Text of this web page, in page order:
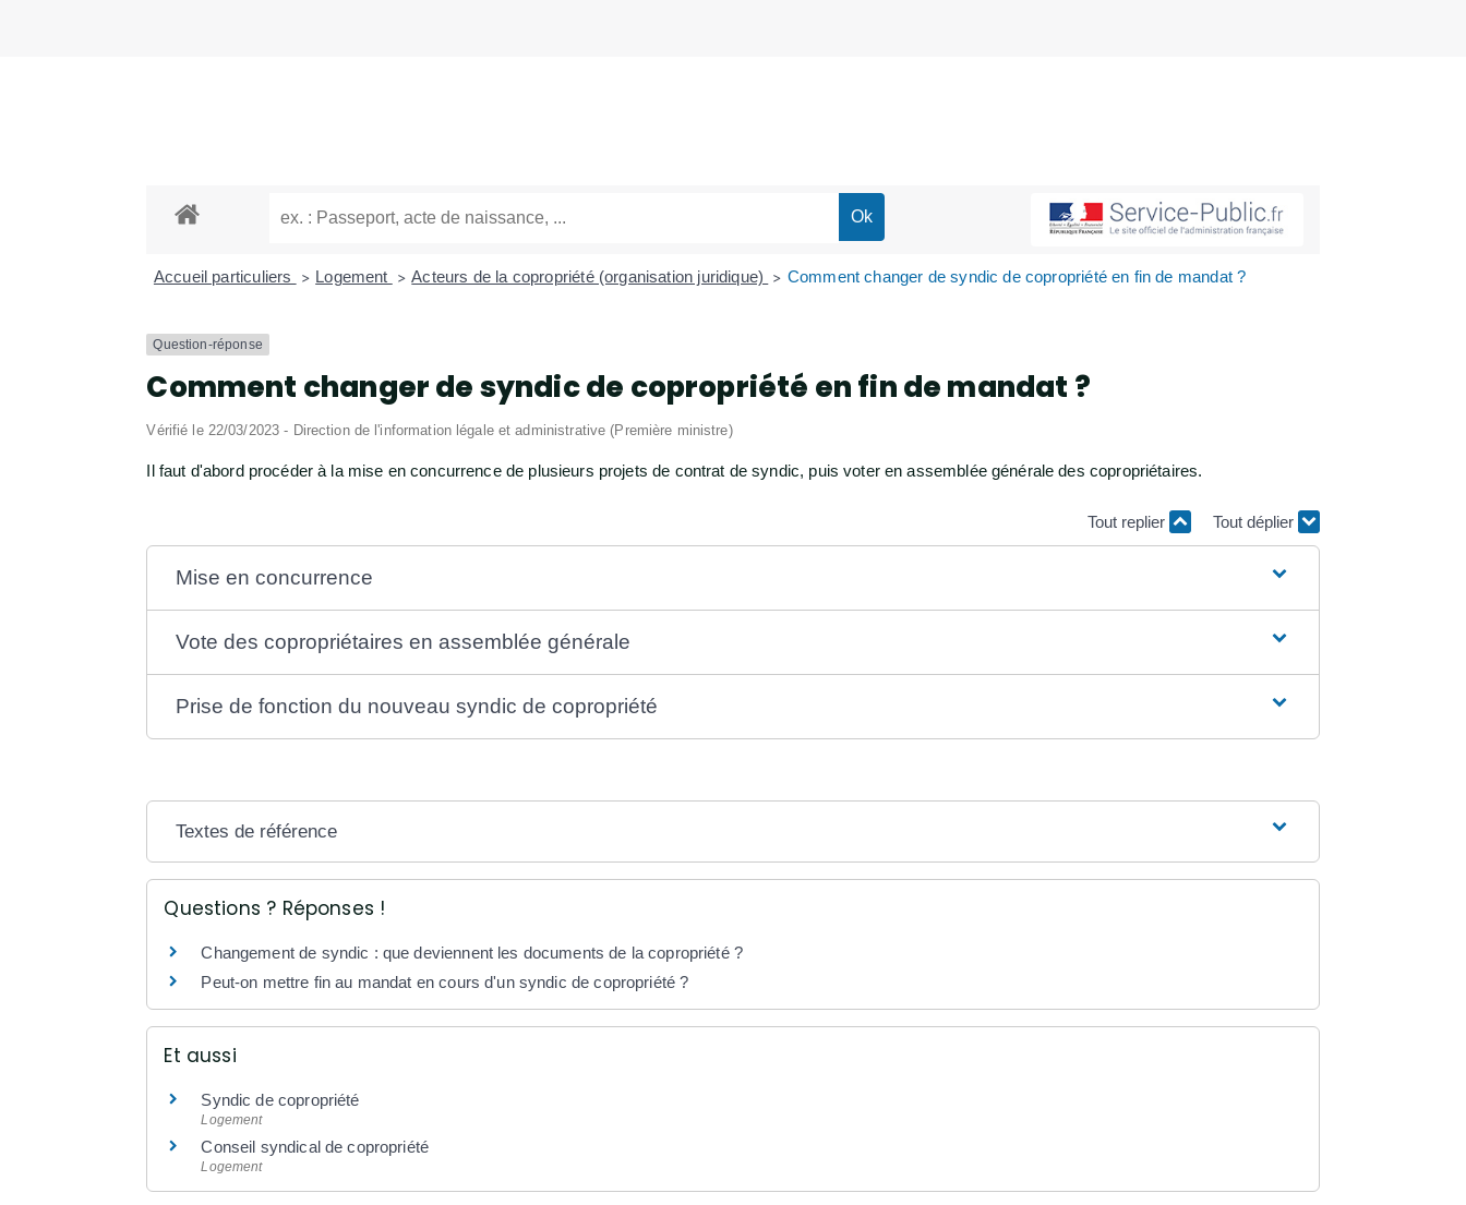
Accueil particuliers > Logement > Acteurs de la copropriété (organisation juridique) > Comment changer de syndic de copropriété en fin de mandat ?
Question-réponse
Comment changer de syndic de copropriété en fin de mandat ?
Vérifié le 22/03/2023 - Direction de l'information légale et administrative (Première ministre)
Il faut d'abord procéder à la mise en concurrence de plusieurs projets de contrat de syndic, puis voter en assemblée générale des copropriétaires.
Tout replier Tout déplier
Mise en concurrence
Vote des copropriétaires en assemblée générale
Prise de fonction du nouveau syndic de copropriété
Textes de référence
Questions ? Réponses !
Changement de syndic : que deviennent les documents de la copropriété ?
Peut-on mettre fin au mandat en cours d'un syndic de copropriété ?
Et aussi
Syndic de copropriété
Logement
Conseil syndical de copropriété
Logement